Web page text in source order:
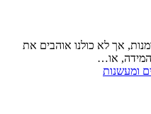
אך לא כולנו אוהבים את
או…